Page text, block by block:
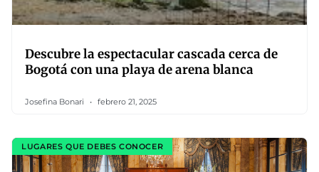
Descubre la espectacular cascada cerca de
Bogotá con una playa de arena blanca
Josefina Bonari febrero 21, 2025
LUGARES QUE DEBES CONOCER